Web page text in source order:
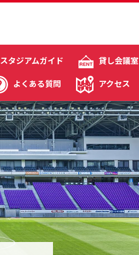
スタジアムガイド
貸し会議室
よくある質問 アクセス